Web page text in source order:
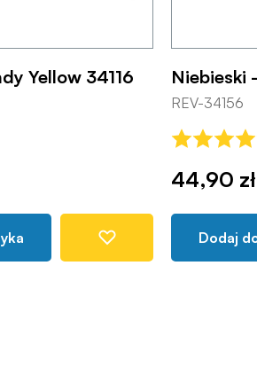
Yellow 34116 Niebieski
REV-34156
44,90 zł
Dodaj